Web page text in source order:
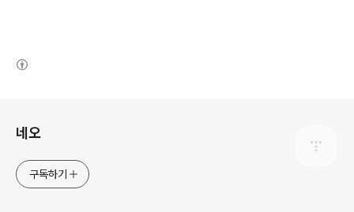
네오
구독하기